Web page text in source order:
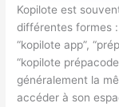
Kopilote est
différentes formes :
“kopilote app”,
“kopilote
généralement la
accéder à son